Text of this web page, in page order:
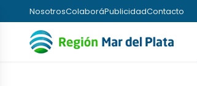
NosotrosColaboráPublicidadContacto